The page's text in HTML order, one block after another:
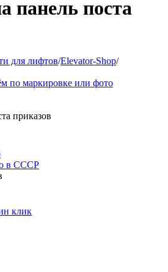
панель поста
для лифтов/Elevator-Shop/
по маркировке или фото
приказов
в СССР
клик